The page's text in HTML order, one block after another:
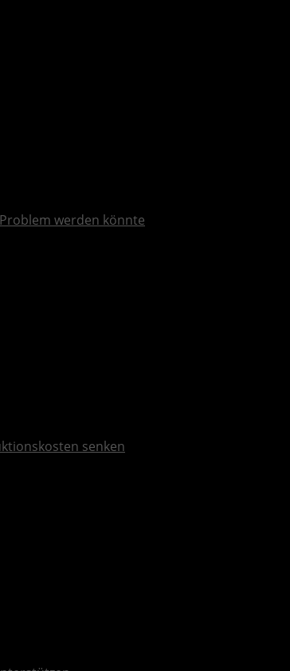
werden könnte
senken